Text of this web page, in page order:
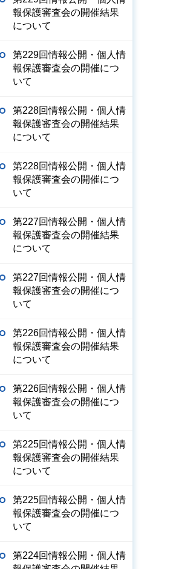
報保護審査会の開催結果
について
第229回情報公開・個人情
報保護審査会の開催につ
いて
第228回情報公開・個人情
報保護審査会の開催結果
について
第228回情報公開・個人情
報保護審査会の開催につ
いて
第227回情報公開・個人情
報保護審査会の開催結果
について
第227回情報公開・個人情
報保護審査会の開催につ
いて
第226回情報公開・個人情
報保護審査会の開催結果
について
第226回情報公開・個人情
報保護審査会の開催につ
いて
第225回情報公開・個人情
報保護審査会の開催結果
について
第225回情報公開・個人情
報保護審査会の開催につ
いて
第224回情報公開・個人情